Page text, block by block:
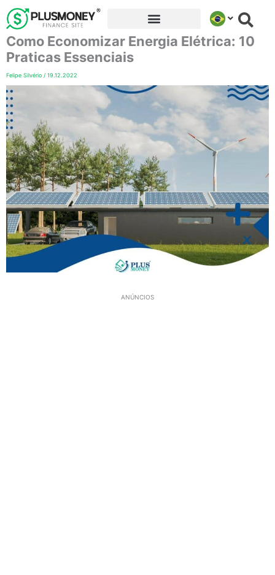
para
conteúdo
Como Economizar Energia Elétrica: 10
Praticas Essenciais
Felipe Silvério / 19.12.2022
ANÚNCIOS